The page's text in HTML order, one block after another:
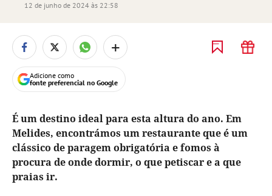
12 de junho de 2024 às 22:58
+
Adicione como
fonte preferencial no Google
É um destino ideal para esta altura do ano. Em
Melides, encontrámos um restaurante que é um
clássico de paragem obrigatória e fomos à
procura de onde dormir, o que petiscar e a que
praias ir.